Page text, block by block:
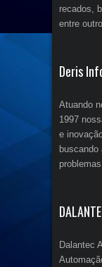
recados,
entre
Deris
Atuando
1997
e
problemas.
Dalantec